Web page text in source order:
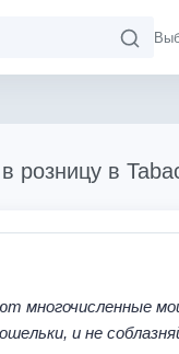
розницу в
многочисленные
и не